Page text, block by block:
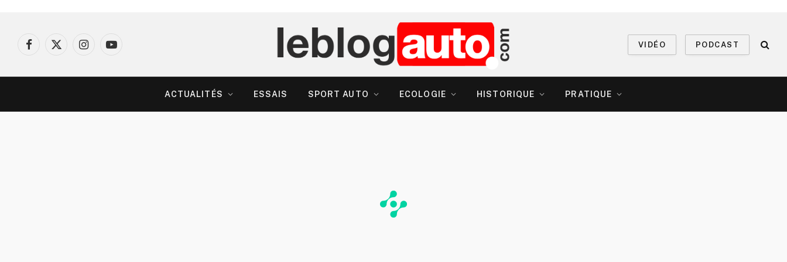
Facebook
X
InstagramYouTube
VIDÉO PODCAST
ACTUALITÉS ESSAIS SPORT AUTO ECOLOGIE HISTORIQUE PRATIQUE